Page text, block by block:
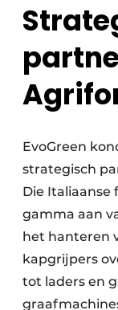
EvoGreen
strategisch
Die
gamma aan
het hanteren
kapgrijpers
tot laders en